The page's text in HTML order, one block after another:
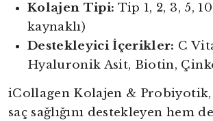
Kolajen Tipi: Tip 1, 2, 3, 5, 10
kaynaklı)
Destekleyici İçerikler: C
Hyaluronik Asit, Biotin,
iCollagen Kolajen &
saç sağlığını destekleyen hem